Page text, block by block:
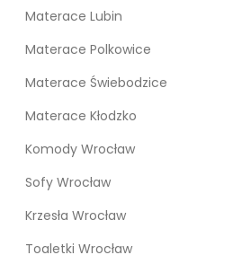
Materace Lubin
Materace Polkowice
Materace Świebodzice
Materace Kłodzko
Komody Wrocław
Sofy Wrocław
Krzesła Wrocław
Toaletki Wrocław